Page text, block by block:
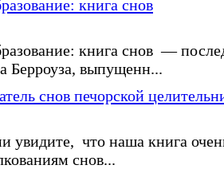
книга снов
книга снов —
Берроуза, выпущенн...
снов печорской
увидите, что наша книга
снов...